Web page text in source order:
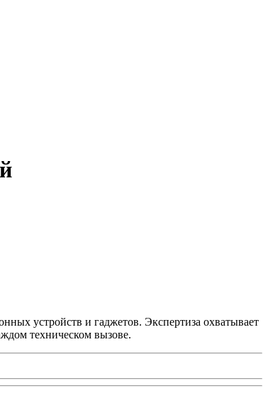
устройств и гаджетов. Экспертиза охватывает
техническом вызове.